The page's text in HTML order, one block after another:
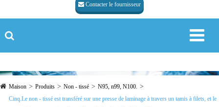
Contacter le fournisseur
Maison Produits Non - tissé
N95, n99, N100.
Cinq.Le non - tissé est transféré sur une presse de laminage à travers un tamis à filets, et le